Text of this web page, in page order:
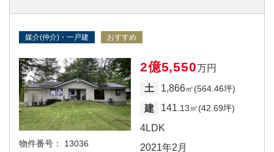
媒介(仲介)・一戸建 おすすめ
物件番号： 13036
2億5,550万円
土
1,866㎡(564.46坪)
建 141.13㎡(42.69坪)
4LDK
2021年2月